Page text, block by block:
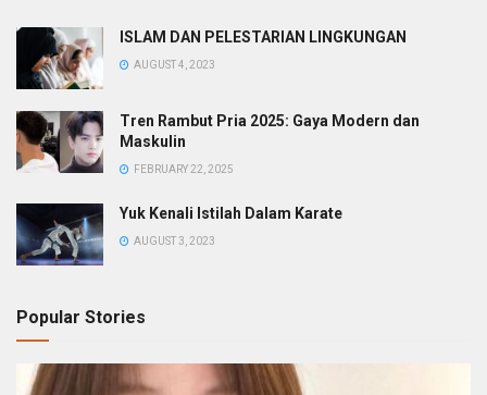
ISLAM DAN PELESTARIAN LINGKUNGAN
AUGUST 4, 2023
Tren Rambut Pria 2025: Gaya Modern dan
Maskulin
FEBRUARY 22, 2025
Yuk Kenali Istilah Dalam Karate
AUGUST 3, 2023
Popular Stories